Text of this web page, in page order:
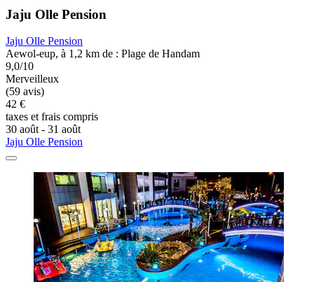
Jaju Olle Pension
Jaju Olle Pension
Aewol-eup, à 1,2 km de : Plage de Handam
9,0/10
Merveilleux
(59 avis)
42 €
taxes et frais compris
30 août - 31 août
Jaju Olle Pension